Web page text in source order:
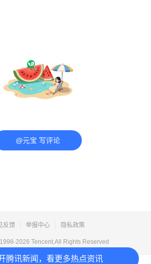
腾讯新闻，看更多热点资讯
@元宝 写评论
反馈 举报中心 隐私政策
2026 Tencent.All Rights Reserved